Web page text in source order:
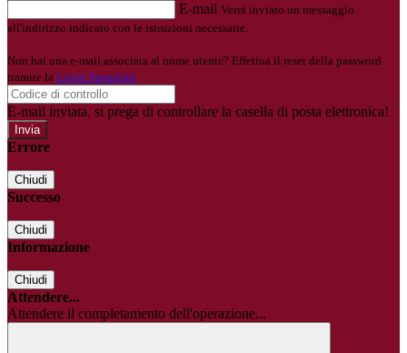
E-mail Verrà inviato un messaggio
all'indirizzo indicato con le istruzioni necessarie.
Non hai una e-mail associata al nome utente? Effettua il reset della password
tramite la Login Spaggiari
E-mail inviata, si prega di controllare la casella di posta elettronica!
Errore
Chiudi
Successo
Chiudi
Informazione
Chiudi
Attendere...
Attendere il completamento dell'operazione...